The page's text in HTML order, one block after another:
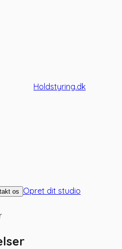
Holdstyring.dk
os Opret dit studio